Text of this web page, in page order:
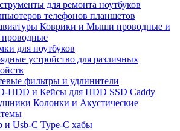
для ремонта ноутбуков
телефонов планшетов
Коврики и Мыши проводные и
проводные
для ноутбуков
устройство для различных
фильтры и удлинители
HDD и Кейсы для HDD SSD Caddy
Колонки и Акустические
и Usb-C Type-C хабы